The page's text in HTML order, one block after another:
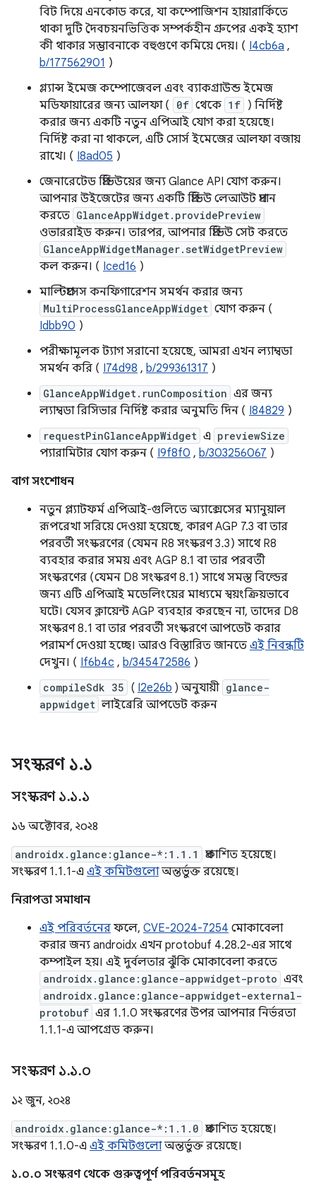
বিট দিয়ে এনকোড করে, যা কম্পোজিশন হায়ারার্কিতে
থাকা দুটি দৈবচয়নভিত্তিক সম্পর্কহীন গ্রুপের একই হ্যাশ
কী থাকার সম্ভাবনাকে বহুগুণে কমিয়ে দেয়। ( I4cb6a ,
b/177562901 )
গ্ল্যান্স ইমেজ কম্পোজেবল এবং ব্যাকগ্রাউন্ড ইমেজ
মডিফায়ারের জন্য আলফা (
0f থেকে 1f ) নির্দিষ্ট
করার জন্য একটি নতুন এপিআই যোগ করা হয়েছে।
নির্দিষ্ট করা না থাকলে, এটি সোর্স ইমেজের আলফা বজায়
রাখে। ( I8ad05 )
জেনারেটেড প্রিভিউয়ের জন্য Glance API যোগ করুন।
আপনার উইজেটের জন্য একটি প্রিভিউ লেআউট প্রদান
করতে GlanceAppWidget.providePreview
ওভাররাইড করুন। তারপর, আপনার প্রিভিউ সেট করতে
GlanceAppWidgetManager.setWidgetPreview
কল করুন। ( Iced16 )
মাল্টিপ্রসেস কনফিগারেশন সমর্থন করার জন্য
MultiProcessGlanceAppWidget যোগ করুন (
Idbb90 )
পরীক্ষামূলক ট্যাগ সরানো হয়েছে, আমরা এখন ল্যাম্বডা
সমর্থন করি ( I74d98 , b/299361317 )
GlanceAppWidget.runComposition এর জন্য
ল্যাম্বডা রিসিভার নির্দিষ্ট করার অনুমতি দিন ( I84829 )
requestPinGlanceAppWidget এ previewSize
প্যারামিটার যোগ করুন ( I9f8f0 , b/303256067 )
বাগ সংশোধন
নতুন প্ল্যাটফর্ম এপিআই-গুলিতে অ্যাক্সেসের ম্যানুয়াল
রূপরেখা সরিয়ে দেওয়া হয়েছে, কারণ AGP 7.3 বা তার
পরবর্তী সংস্করণের (যেমন R8 সংস্করণ 3.3) সাথে R8
ব্যবহার করার সময় এবং AGP 8.1 বা তার পরবর্তী
সংস্করণের (যেমন D8 সংস্করণ 8.1) সাথে সমস্ত বিল্ডের
জন্য এটি এপিআই মডেলিংয়ের মাধ্যমে স্বয়ংক্রিয়ভাবে
ঘটে। যেসব ক্লায়েন্ট AGP ব্যবহার করছেন না, তাদের D8
সংস্করণ 8.1 বা তার পরবর্তী সংস্করণে আপডেট করার
পরামর্শ দেওয়া হচ্ছে। আরও বিস্তারিত জানতে এই নিবন্ধটি
দেখুন। ( If6b4c , b/345472586 )
compileSdk 35 ( I2e26b ) অনুযায়ী glance-
appwidget লাইব্রেরি আপডেট করুন
সংস্করণ ১.১
সংস্করণ ১.১.১
১৬ অক্টোবর, ২০২৪
androidx.glance:glance-*:1.1.1
প্রকাশিত হয়েছে।
সংস্করণ 1.1.1-এ এই কমিটগুলোঅন্তর্ভুক্ত রয়েছে।
নিরাপত্তা সমাধান
এই পরিবর্তনের ফলে, CVE-2024-7254 মোকাবেলা
করার জন্য androidx এখন protobuf 4.28.2-এর সাথে
কম্পাইল হয়। এই দুর্বলতার ঝুঁকি মোকাবেলা করতে
androidx.glance:glance-appwidget-proto এবং
androidx.glance:glance-appwidget-external-
protobuf এর 1.1.0 সংস্করণের উপর আপনার নির্ভরতা
1.1.1-এ আপগ্রেড করুন।
সংস্করণ ১.১.০
১২ জুন, ২০২৪
androidx.glance:glance-*:1.1.0 প্রকাশিত হয়েছে।
সংস্করণ 1.1.0-এ এই কমিটগুলোঅন্তর্ভুক্ত রয়েছে।
১.০.০ সংস্করণ থেকে গুরুত্বপূর্ণ পরিবর্তনসমূহ